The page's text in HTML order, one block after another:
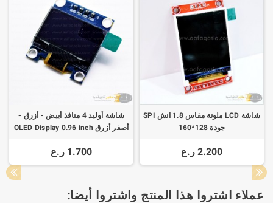
شاشة LCD ملونة مقاس 1.8 انش SPI
جودة 128*160
2.200 ر.ع
شاشة أوليد 4 منافذ أبيض - أزرق -
أصفر أزرق OLED Display 0.96 inch
1.700 ر.ع
عملاء اشتروا هذا المنتج واشتروا أيضا: